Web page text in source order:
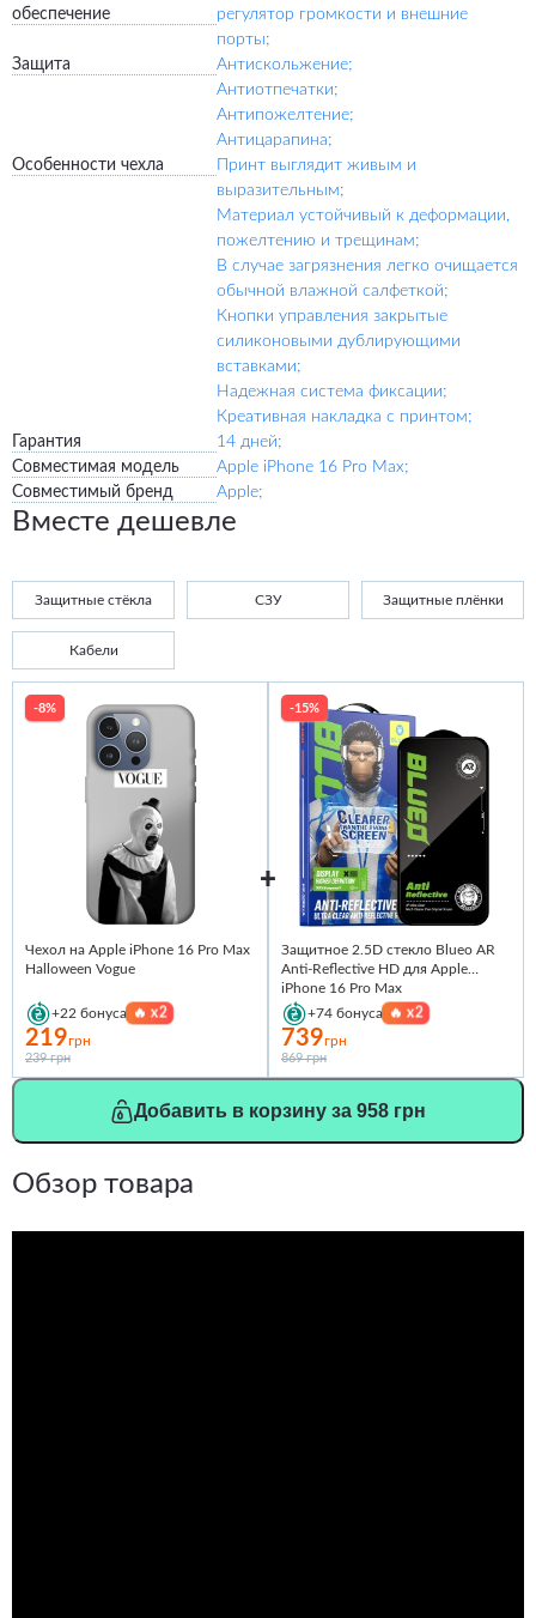
обеспечение
регулятор громкости и внешние
порты;
Защита
Антискольжение;
Антиотпечатки;
Антипожелтение;
Антицарапина;
Особенности чехла
Принт выглядит живым и
выразительным;
Материал устойчивый к деформации,
пожелтению и трещинам;
В случае загрязнения легко очищается
обычной влажной салфеткой;
Кнопки управления закрытые
силиконовыми дублирующими
вставками;
Надежная система фиксации;
Креативная накладка с принтом;
Гарантия
14 дней;
Совместимая модель
Apple iPhone 16 Pro Max;
Совместимый бренд
Apple;
Вместе дешевле
Защитные стёкла СЗУ Защитные плёнки
Кабели
-8%
Чехол на Apple iPhone 16 Pro Max
Halloween Vogue
+22 бонуса 🔥x2
219грн
239 грн
-15%
Защитное 2.5D стекло Blueo AR
Anti-Reflective HD для Apple
iPhone 16 Pro Max
+74 бонуса 🔥x2
739грн
869 грн
Добавить в корзину за 958 грн
Обзор товара